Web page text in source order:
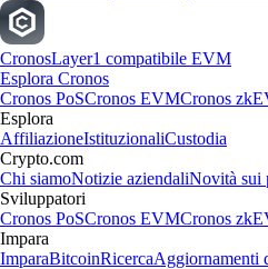
CronosLayer1 compatibile EVM
Esplora Cronos
Cronos PoSCronos EVMCronos
Esplora
AffiliazioneIstituzionaliCustodia
Crypto.com
Chi siamoNotizie aziendaliNovità sui
Sviluppatori
Cronos PoSCronos EVMCronos
Impara
ImparaBitcoinRicercaAggiornamenti